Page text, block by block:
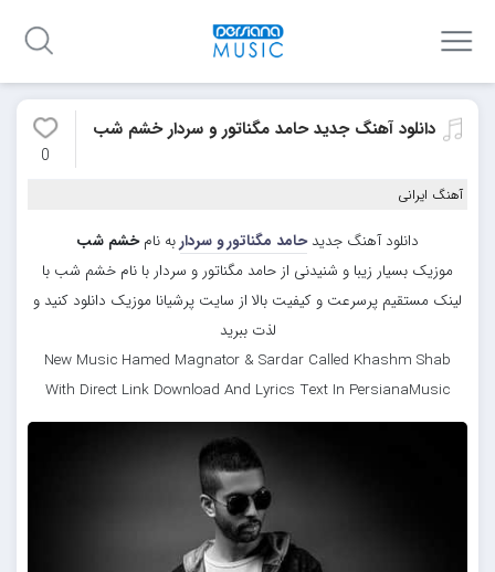
دانلود آهنگ جدید حامد مگناتور و سردار خشم شب
0
آهنگ ایرانی
دانلود آهنگ جدیدحامد مگناتور و سرداربه نامخشم شب
موزیک بسیار زیبا و شنیدنی از حامد مگناتور و سردار با نام خشم شب با
لینک مستقیم پرسرعت و کیفیت بالا از سایت پرشیانا موزیک دانلود کنید و
لذت ببرید
New Music Hamed Magnator & Sardar Called Khashm Shab
With Direct Link Download And Lyrics Text In PersianaMusic